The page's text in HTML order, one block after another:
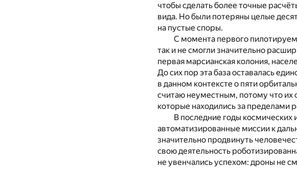
чтобы сделать более точные
вида. Но были потеряны целые
на пустые споры.
С момента первого
так и не смогли значительно
первая марсианская колония,
До сих пор эта база оставалась
в данном контексте о пяти
считаю неуместным, потому что их
которые находились за пределами
В последние годы космических
автоматизированные миссии к
значительно продвинуть
свою деятельность
не увенчались успехом: дроны не